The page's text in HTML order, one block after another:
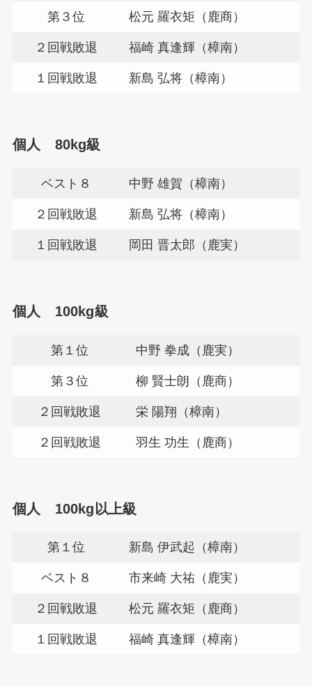
第３位 松元 羅衣矩（鹿商）
２回戦敗退 福崎 真逢輝（樟南）
１回戦敗退 新島 弘将（樟南）
個人 80kg級
ベスト８ 中野 雄賀（樟南）
２回戦敗退 新島 弘将（樟南）
１回戦敗退 岡田 晋太郎（鹿実）
個人 100kg級
第１位 中野 拳成（鹿実）
第３位 柳 賢士朗（鹿商）
２回戦敗退 栄 陽翔（樟南）
２回戦敗退 羽生 功生（鹿商）
個人 100kg以上級
第１位 新島 伊武起（樟南）
ベスト８ 市来崎 大祐（鹿実）
２回戦敗退 松元 羅衣矩（鹿商）
１回戦敗退 福崎 真逢輝（樟南）